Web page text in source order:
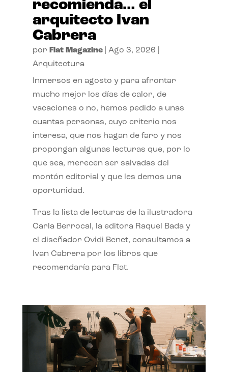
recomienda… el
arquitecto Ivan
Cabrera
por Flat Magazine| Ago 3, 2026
Arquitectura
Inmersos en agosto y para afrontar
mucho mejor los días de calor, de
vacaciones o no, hemos pedido a unas
cuantas personas, cuyo criterio nos
interesa, que nos hagan de faro y nos
propongan algunas lecturas que, por lo
que sea, merecen ser salvadas del
montón editorial y que les demos una
oportunidad.
Tras la lista de lecturas de la ilustradora
Carla Berrocal, la editora Raquel Bada y
el diseñador Ovidi Benet, consultamos a
Ivan Cabrera por los libros que
recomendaría para Flat.